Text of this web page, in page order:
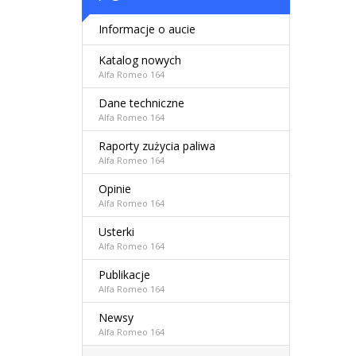
Informacje o aucie
Katalog nowych
Alfa Romeo 164
Dane techniczne
Alfa Romeo 164
Raporty zużycia paliwa
Alfa Romeo 164
Opinie
Alfa Romeo 164
Usterki
Alfa Romeo 164
Publikacje
Alfa Romeo 164
Newsy
Alfa Romeo 164